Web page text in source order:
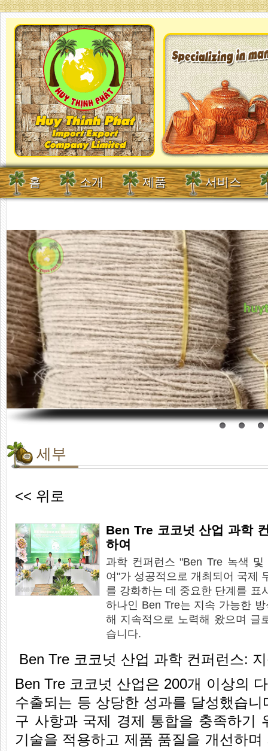
홈 소개 제품 서비스
세부
<< 위로
Ben Tre 코코넛 산업 과학
하여
과학 컨퍼런스 "Ben Tre 녹색
여"가 성공적으로 개최되어 국제
를 강화하는 데 중요한 단계를 표
하나인 Ben Tre는 지속 가능한
해 지속적으로 노력해 왔으며 글
습니다.
Ben Tre 코코넛 산업 과학 컨퍼런스:
Ben Tre 코코넛 산업은 200개 이상의
수출되는 등 상당한 성과를 달성했습
구 사항과 국제 경제 통합을 충족하기
기술을 적용하고 제품 품질을 개선하